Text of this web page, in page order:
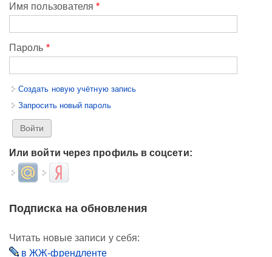
Имя пользователя*
Пароль *
Создать новую учётную запись
Запросить новый пароль
Или войти через профиль в соцсети:
Login with Mail.ruLogin with Яндекс
Подписка на обновления
Читать новые записи у себя:
в ЖЖ-френдленте